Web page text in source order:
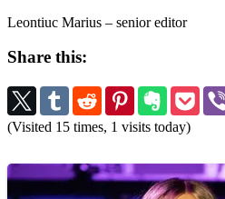
Leontiuc Marius – senior editor
Share this:
(Visited 15 times, 1 visits today)